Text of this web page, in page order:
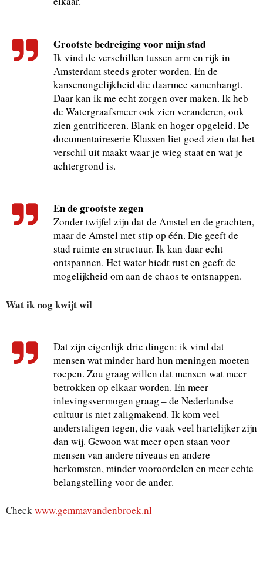
Grootste bedreiging voor mijn stad
Ik vind de verschillen tussen arm en rijk in
Amsterdam steeds groter worden. En de
kansenongelijkheid die daarmee samenhangt.
Daar kan ik me echt zorgen over maken. Ik heb
de Watergraafsmeer ook zien veranderen, ook
zien gentrificeren. Blank en hoger opgeleid. De
documentaireserie Klassen liet goed zien dat het
verschil uit maakt waar je wieg staat en wat je
achtergrond is.
En de grootste zegen
Zonder twijfel zijn dat de Amstel en de grachten,
maar de Amstel met stip op één. Die geeft de
stad ruimte en structuur. Ik kan daar echt
ontspannen. Het water biedt rust en geeft de
mogelijkheid om aan de chaos te ontsnappen.
Wat ik nog kwijt wil
Dat zijn eigenlijk drie dingen: ik vind dat
mensen wat minder hard hun meningen moeten
roepen. Zou graag willen dat mensen wat meer
betrokken op elkaar worden. En meer
inlevingsvermogen graag – de Nederlandse
cultuur is niet zaligmakend. Ik kom veel
anderstaligen tegen, die vaak veel hartelijker zijn
dan wij. Gewoon wat meer open staan voor
mensen van andere niveaus en andere
herkomsten, minder vooroordelen en meer echte
belangstelling voor de ander.
Checkwww.gemmavandenbroek.nl